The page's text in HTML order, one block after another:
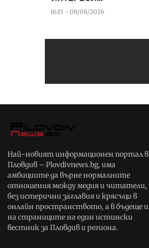
16:15 - 08/08/2026
Най-новият информационен портал в
Пловдив – Plovdivnews.bg, има
амбициите да върне нормалните
отношения между медия и читатели,
без истерични заглавия и крясъци в
онлайн пространството, а в бъдеще и
на страниците на един истински
вестник за Пловдив и региона.